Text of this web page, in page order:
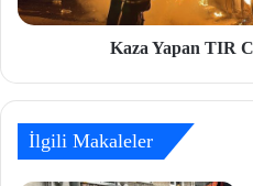
Kaza Yapan TIR
İlgili Makaleler